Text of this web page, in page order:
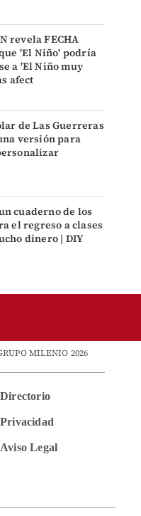
revela FECHA
'El Niño' podría
a 'El Niño muy
afect
de Las Guerreras
versión para
cuaderno de los
el regreso a clases
dinero | DIY
MILENIO 2026
Directorio
Privacidad
Aviso Legal